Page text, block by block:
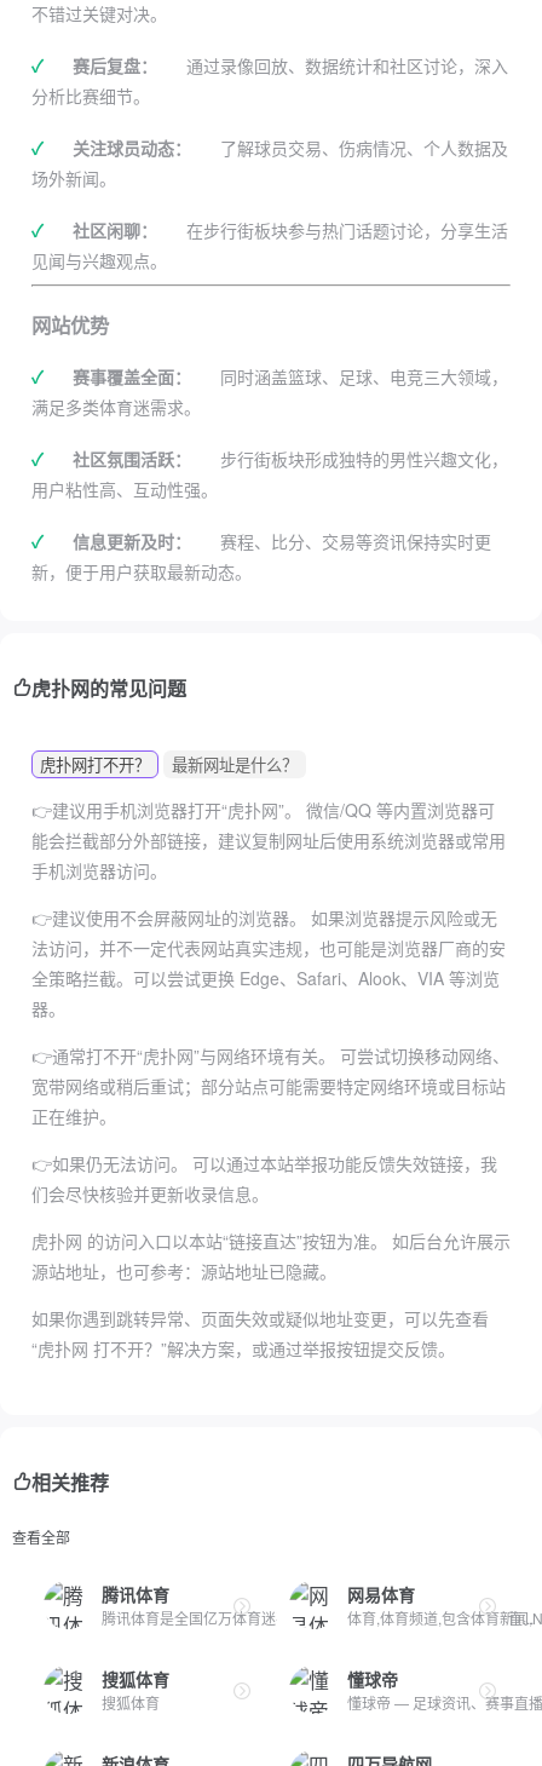
不错过关键对决。
✓ 赛后复盘：
通过录像回放、数据统计和社区讨论，深入
分析比赛细节。
✓ 关注球员动态：
了解球员交易、伤病情况、个人数据及
场外新闻。
✓ 社区闲聊：
在步行街板块参与热门话题讨论，分享生活
见闻与兴趣观点。
网站优势
✓ 赛事覆盖全面：
同时涵盖篮球、足球、电竞三大领域，
满足多类体育迷需求。
✓ 社区氛围活跃：
步行街板块形成独特的男性兴趣文化，
用户粘性高、互动性强。
✓ 信息更新及时：
赛程、比分、交易等资讯保持实时更
新，便于用户获取最新动态。
虎扑网的常见问题
虎扑网打不开？ 最新网址是什么？
👉建议用手机浏览器打开“虎扑网”。
微信/QQ 等内置浏览器可
能会拦截部分外部链接，建议复制网址后使用系统浏览器或常用
手机浏览器访问。
👉建议使用不会屏蔽网址的浏览器。
如果浏览器提示风险或无
法访问，并不一定代表网站真实违规，也可能是浏览器厂商的安
全策略拦截。可以尝试更换 Edge、Safari、Alook、VIA 等浏览
器。
👉通常打不开“虎扑网”与网络环境有关。
可尝试切换移动网络、
宽带网络或稍后重试；部分站点可能需要特定网络环境或目标站
正在维护。
👉如果仍无法访问。
可以通过本站举报功能反馈失效链接，我
们会尽快核验并更新收录信息。
虎扑网 的访问入口以本站“链接直达”按钮为准。
如后台允许展示
源站地址，也可参考： 源站地址已隐藏。
如果你遇到跳转异常、页面失效或疑似地址变更，可以先查看
“虎扑网 打不开？”解决方案，或通过举报按钮提交反馈。
相关推荐
查看全部
腾讯体育
腾讯体育是全国亿万体育迷喜爱的社区平台，我们提供顶级赛事直...
网易体育
体育,体育频道,包含体育新闻
搜狐体育
搜狐体育
懂球帝
懂球帝 — 足球资讯、赛事直